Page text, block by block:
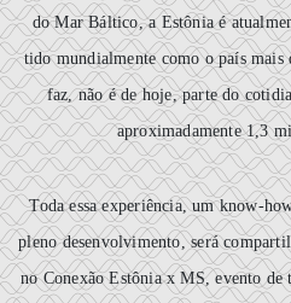
do Mar Báltico, a Estônia é
tido mundialmente como o país
faz, não é de hoje, parte do
aproximadamente 1,3
Toda essa experiência, um know-
pleno desenvolvimento, será
no Conexão Estônia x MS, evento